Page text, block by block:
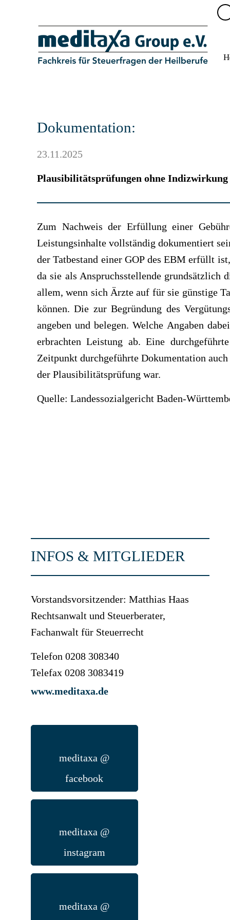
Dokumentation:
23.11.2025
Plausibilitätsprüfungen ohne Indizwirkung
Zum Nachweis der Erfüllung einer
Leistungsinhalte vollständig dokumentiert
der Tatbestand einer GOP des EBM erfüllt
da sie als Anspruchsstellende grundsätzlich
allem, wenn sich Ärzte auf für sie günstige
können. Die zur Begründung des
angeben und belegen. Welche Angaben
erbrachten Leistung ab. Eine
Zeitpunkt durchgeführte Dokumentation
der Plausibilitätsprüfung war.
Quelle: Landessozialgericht Baden-
INFOS & MITGLIEDER
Vorstandsvorsitzender: Matthias Haas
Rechtsanwalt und Steuerberater,
Fachanwalt für Steuerrecht
Telefon 0208 308340
Telefax 0208 3083419
www.meditaxa.de
meditaxa @
facebook
meditaxa @
instagram
meditaxa @